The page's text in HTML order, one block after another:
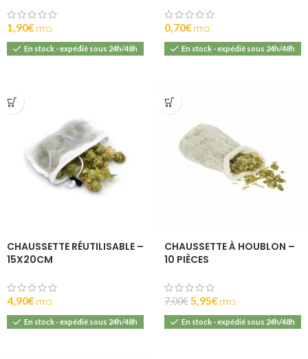
1,90€ (T.T.C).
En stock - expédié sous 24h/48h
0,70€ (T.T.C).
En stock - expédié sous 24h/48h
CHAUSSETTE RÉUTILISABLE –
15X20CM
4,90€ (T.T.C).
En stock - expédié sous 24h/48h
CHAUSSETTE À HOUBLON –
10 PIÈCES
7,00€5,95€ (T.T.C).
En stock - expédié sous 24h/48h